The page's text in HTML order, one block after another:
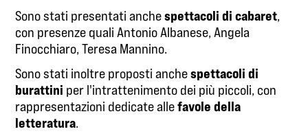
Sono stati presentati anchespettacoli di cabaret,
con presenze quali Antonio Albanese, Angela
Finocchiaro, Teresa Mannino.
Sono stati inoltre proposti anchespettacoli di
burattini per l'intrattenimento dei più piccoli, con
rappresentazioni dedicate allefavole della
letteratura.